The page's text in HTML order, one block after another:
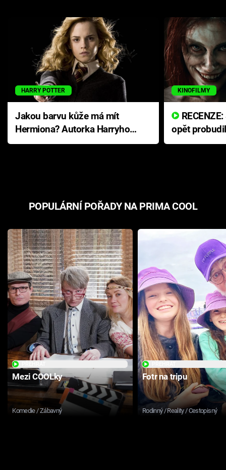
HARRY POTTER
Jakou barvu kůže má mít
Hermiona? Autorka Harryho
Pottera přišla s ráznou
KINOFILMY
opět
přichází s
POPULÁRNÍ POŘADY NA PRIMA COOL
Mezi COOLky
Komedie / Zábavný
Fotr na tripu
Rodinný / Reality / Cestopisný